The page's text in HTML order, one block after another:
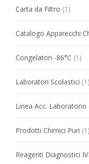
Carta da Filtro (1)
Catalogo Apparecchi
Congelatori -86°C (1)
Laboratori Scolastici (1)
Linea Acc. Laboratorio
Prodotti Chimici Puri (1)
Reagenti Diagnostici